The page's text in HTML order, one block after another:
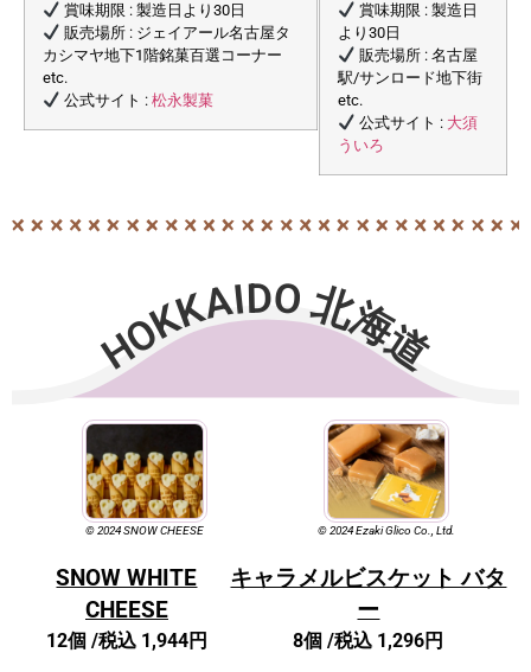
賞味期限 : 製造日より30日
販売場所 : ジェイアール名古屋タ
カシマヤ地下1階銘菓百選コーナー
etc.
公式サイト :松永製菓
賞味期限 : 製造日
より30日
販売場所 : 名古屋
駅/サンロード地下街
etc.
公式サイト : ⼤須
ういろ
HOKKAIDO 北海道
© 2024 SNOW CHEESE © 2024 Ezaki Glico Co., Ltd.
SNOW WHITE
CHEESE
12個 /税込 1,944円
キャラメルビスケット バタ
ー
8個 /税込 1,296円